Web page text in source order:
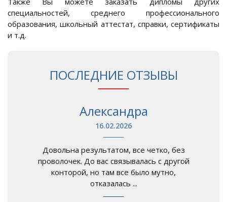
специальностей, среднего профессионального
образования, школьный аттестат, справки, сертификаты
и т.д.
ПОСЛЕДНИЕ ОТЗЫВЫ
Александра
16.02.2026
Довольна результатом, все четко, без
проволочек. До вас связывалась с другой
конторой, но там все было мутно,
отказалась ...